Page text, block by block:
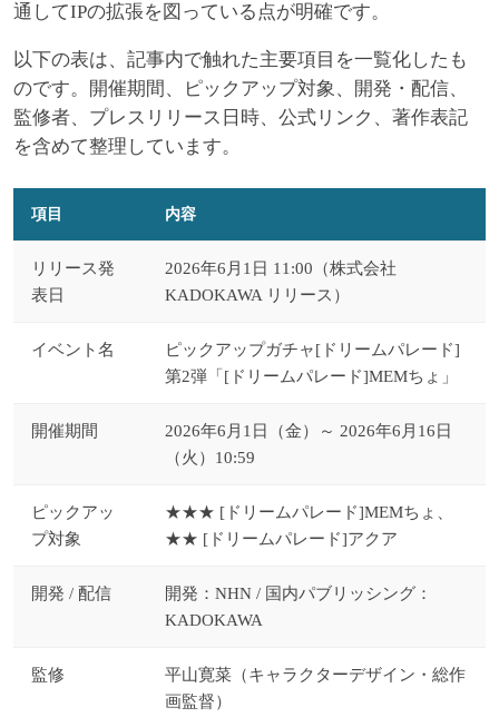
通してIPの拡張を図っている点が明確です。
以下の表は、記事内で触れた主要項目を一覧化したも
のです。開催期間、ピックアップ対象、開発・配信、
監修者、プレスリリース日時、公式リンク、著作表記
を含めて整理しています。
項目 内容
リリース発
表日
2026年6月1日 11:00（株式会社
KADOKAWA リリース）
イベント名
ピックアップガチャ[ドリームパレード]
第2弾「[ドリームパレード]MEMちょ」
開催期間
2026年6月1日（金）～ 2026年6月16日
（火）10:59
ピックアッ
プ対象
★★★ [ドリームパレード]MEMちょ、
★★ [ドリームパレード]アクア
開発 / 配信
開発：NHN / 国内パブリッシング：
KADOKAWA
監修
平山寛菜（キャラクターデザイン・総作
画監督）